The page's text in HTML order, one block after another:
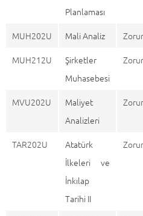
Planlaması
MUH202U Mali Analiz
MUH212U
Şirketler
Muhasebesi
MVU202U
Maliyet
Analizleri
TAR202U
Atatürk
İlkeleri ve
İnkılap
Tarihi II